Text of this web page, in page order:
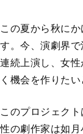
く機会を作りた
このプロジェク
性の劇作家は如
て一緒に何かを